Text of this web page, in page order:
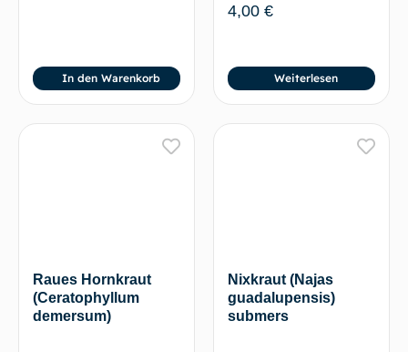
In den Warenkorb
4,00 €
Weiterlesen
Raues Hornkraut
(Ceratophyllum
demersum)
Nixkraut (Najas
guadalupensis)
submers